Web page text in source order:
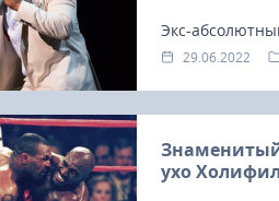
Экс-
легендарный
29.06.2022
Знаменитый
ухо